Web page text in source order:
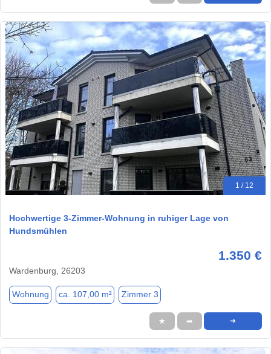
1 / 12
Hochwertige 3-Zimmer-Wohnung in ruhiger Lage von
Hundsmühlen
1.350 €
Wardenburg, 26203
Wohnung ca. 107,00 m² Zimmer 3
★ ➦ ➜